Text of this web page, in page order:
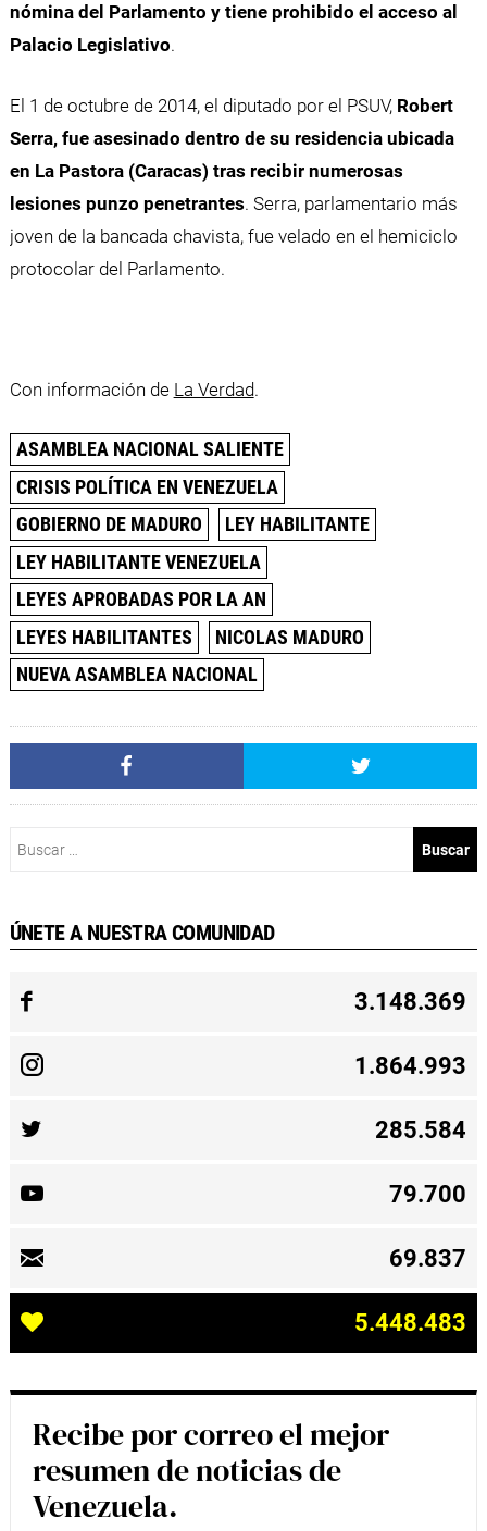
nómina del Parlamento y tiene prohibido el acceso al
Palacio Legislativo.
El 1 de octubre de 2014, el diputado por el PSUV, Robert
Serra, fue asesinado dentro de su residencia ubicada
en La Pastora (Caracas) tras recibir numerosas
lesiones punzo penetrantes. Serra, parlamentario más
joven de la bancada chavista, fue velado en el hemiciclo
protocolar del Parlamento.
Con información de La Verdad.
ASAMBLEA NACIONAL SALIENTE
CRISIS POLÍTICA EN VENEZUELA
GOBIERNO DE MADURO
LEY HABILITANTE
LEY HABILITANTE VENEZUELA
LEYES APROBADAS POR LA AN
LEYES HABILITANTES
NICOLAS MADURO
NUEVA ASAMBLEA NACIONAL
ÚNETE A NUESTRA COMUNIDAD
3.148.369
1.864.993
285.584
79.700
69.837
5.448.483
Recibe por correo el mejor
resumen de noticias de
Venezuela.